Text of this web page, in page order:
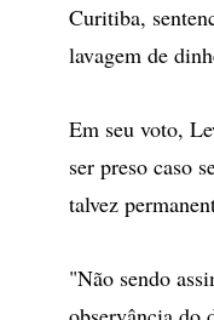
Curitiba,
lavagem de
Em seu voto,
ser preso caso
talvez
"Não sendo